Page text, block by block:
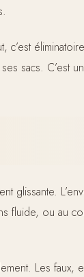
c’est
sacs. C’est
glissante.
fluide, ou au
Les faux,